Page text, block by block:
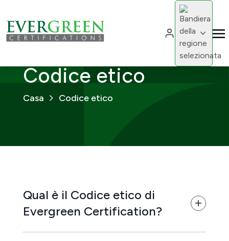
Cambia
Codice etico
Casa Codice etico
Qual è il Codice etico di
Evergreen Certification?